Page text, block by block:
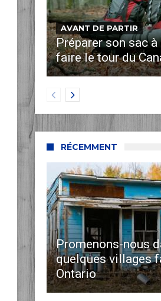
AVANT DE PARTIR
Préparer son sac
faire le tour du
RÉCEMMENT
Promenons-nous
quelques villages
Ontario